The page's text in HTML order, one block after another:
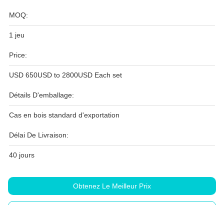
MOQ:
1 jeu
Price:
USD 650USD to 2800USD Each set
Détails D'emballage:
Cas en bois standard d'exportation
Délai De Livraison:
40 jours
Obtenez Le Meilleur Prix